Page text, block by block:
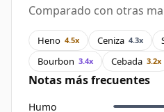
Comparado con otras
Heno 4.5x Ceniza 4.3x
Bourbon 3.4x Cebada 3.2x
Notas más frecuentes
Humo